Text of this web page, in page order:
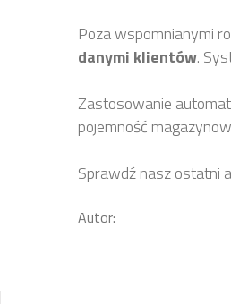
Poza wspomnianymi
danymi klientów.
Zastosowanie
pojemność
Sprawdź nasz ostatni
Autor: